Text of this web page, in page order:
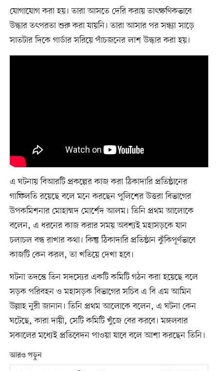
যোগাযোগ করা হয়। তারা আসতে দেরি করায় তাৎক্ষণিকভাবে
উদ্ধার তৎপরতা শুরু করা যায়নি। তারা আসার পর সন্ধ্যা সাড়ে
সাতটার দিকে গার্ডার সরিয়ে পাঁচজনের লাশ উদ্ধার করা হয়।
এ ঘটনায় বিআরটি প্রকল্পের কাজ করা ঠিকাদারি প্রতিষ্ঠানের
গাফিলতি রয়েছে বলে মনে করছেন পুলিশের উত্তরা বিভাগের
উপকমিশনার মোহাম্মদ মোর্শেদ আলম। তিনি প্রথম আলোকে
বলেন, এ ধরনের কাজ করার সময় অবশ্যই মহাসড়কে যান
চলাচল বন্ধ রাখার কথা। কিন্তু ঠিকাদারি প্রতিষ্ঠান ঝুঁকিপূর্ণভাবে
কাজটি কেন করল, তা খতিয়ে দেখা হবে।
ঘটনা তদন্তে তিন সদস্যের একটি কমিটি গঠন করা হয়েছে বলে
সড়ক পরিবহন ও মহাসড়ক বিভাগের সচিব এ বি এম আমিন
উল্লাহ নুরী জানান। তিনি প্রথম আলোকে বলেন, এ ঘটনা কেন
ঘটেছে, কারা দায়ী, সেটি কমিটি খুঁজে বের করবে। মঙ্গলবার
সকালের মধ্যেই প্রতিবেদন পাওয়া যাবে বলে আশা করছেন তিনি।
আরও পড়ুন